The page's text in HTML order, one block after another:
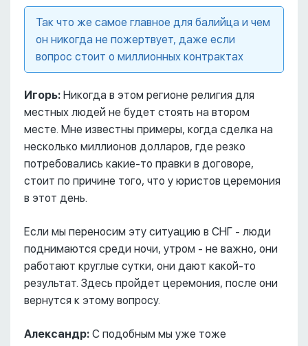
Так что же самое главное для балийца и чем
он никогда не пожертвует, даже если
вопрос стоит о миллионных контрактах
Игорь: Никогда в этом регионе религия для
местных людей не будет стоять на втором
месте. Мне известны примеры, когда сделка на
несколько миллионов долларов, где резко
потребовались какие-то правки в договоре,
стоит по причине того, что у юристов церемония
в этот день.
Если мы переносим эту ситуацию в СНГ - люди
поднимаются среди ночи, утром - не важно, они
работают круглые сутки, они дают какой-то
результат. Здесь пройдет церемония, после они
вернутся к этому вопросу.
Александр: С подобным мы уже тоже